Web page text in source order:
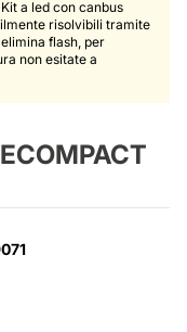
a led con canbus
risolvibili tramite
flash, per
non esitate a